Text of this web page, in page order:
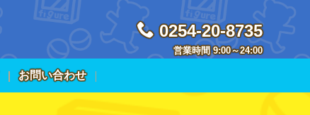
0254-20-8735
営業時間 9:00～24:00
お問い合わせ